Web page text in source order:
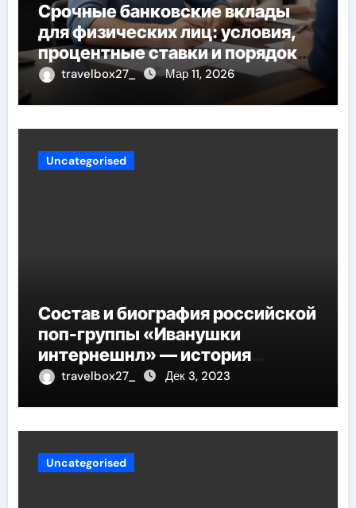
Срочные банковские вклады
для физических лиц: условия,
процентные ставки и порядок
открытия
travelbox27_ Мар 11, 2026
Uncategorised
Состав и биография российской
поп-группы «Иванушки
интернешнл» — история
успеха, музыка и судьбы
travelbox27_ Дек 3, 2023
Uncategorised